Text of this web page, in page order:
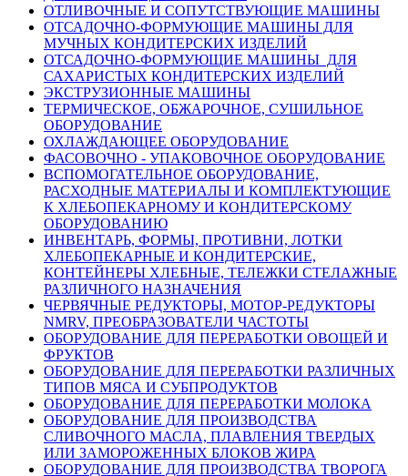
ОТЛИВОЧНЫЕ И СОПУТСТВУЮЩИЕ МАШИНЫ
ОТСАДОЧНО-ФОРМУЮЩИЕ МАШИНЫ ДЛЯ
МУЧНЫХ КОНДИТЕРСКИХ ИЗДЕЛИЙ
ОТСАДОЧНО-ФОРМУЮЩИЕ МАШИНЫ ДЛЯ
САХАРИСТЫХ КОНДИТЕРСКИХ ИЗДЕЛИЙ
ЭКСТРУЗИОННЫЕ МАШИНЫ
ТЕРМИЧЕСКОЕ, ОБЖАРОЧНОЕ, СУШИЛЬНОЕ
ОБОРУДОВАНИЕ
ОХЛАЖДАЮЩЕЕ ОБОРУДОВАНИЕ
ФАСОВОЧНО - УПАКОВОЧНОЕ ОБОРУДОВАНИЕ
ВСПОМОГАТЕЛЬНОЕ ОБОРУДОВАНИЕ,
РАСХОДНЫЕ МАТЕРИАЛЫ И КОМПЛЕКТУЮЩИЕ
К ХЛЕБОПЕКАРНОМУ И КОНДИТЕРСКОМУ
ОБОРУДОВАНИЮ
ИНВЕНТАРЬ, ФОРМЫ, ПРОТИВНИ, ЛОТКИ
ХЛЕБОПЕКАРНЫЕ И КОНДИТЕРСКИЕ,
КОНТЕЙНЕРЫ ХЛЕБНЫЕ, ТЕЛЕЖКИ СТЕЛАЖНЫЕ
РАЗЛИЧНОГО НАЗНАЧЕНИЯ
ЧЕРВЯЧНЫЕ РЕДУКТОРЫ, МОТОР-РЕДУКТОРЫ
NMRV, ПРЕОБРАЗОВАТЕЛИ ЧАСТОТЫ
ОБОРУДОВАНИЕ ДЛЯ ПЕРЕРАБОТКИ ОВОЩЕЙ И
ФРУКТОВ
ОБОРУДОВАНИЕ ДЛЯ ПЕРЕРАБОТКИ РАЗЛИЧНЫХ
ТИПОВ МЯСА И СУБПРОДУКТОВ
ОБОРУДОВАНИЕ ДЛЯ ПЕРЕРАБОТКИ МОЛОКА
ОБОРУДОВАНИЕ ДЛЯ ПРОИЗВОДСТВА
СЛИВОЧНОГО МАСЛА, ПЛАВЛЕНИЯ ТВЕРДЫХ
ИЛИ ЗАМОРОЖЕННЫХ БЛОКОВ ЖИРА
ОБОРУДОВАНИЕ ДЛЯ ПРОИЗВОДСТВА ТВОРОГА